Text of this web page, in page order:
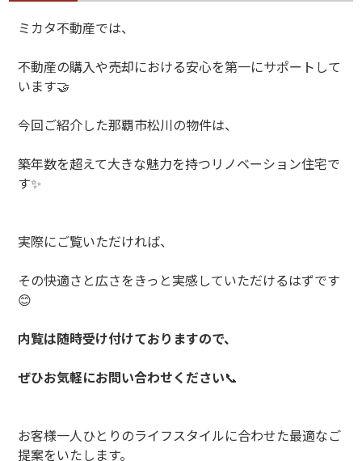
ミカタ不動産では、
不動産の購入や売却における安心を第一にサポートして
います🤝
今回ご紹介した那覇市松川の物件は、
築年数を超えて大きな魅力を持つリノベーション住宅で
す✨
実際にご覧いただければ、
その快適さと広さをきっと実感していただけるはずです
😊
内覧は随時受け付けておりますので、
ぜひお気軽にお問い合わせください📞
お客様一人ひとりのライフスタイルに合わせた最適なご
提案をいたします。